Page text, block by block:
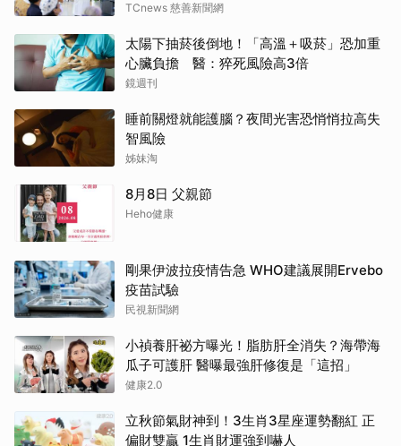
TCnews 慈善新聞網
太陽下抽菸後倒地！「高溫＋吸菸」恐加重
心臟負擔 醫：猝死風險高3倍
鏡週刊
睡前關燈就能護腦？夜間光害恐悄悄拉高失
智風險
姊妹淘
8月8日 父親節
Heho健康
剛果伊波拉疫情告急 WHO建議展開Ervebo
疫苗試驗
民視新聞網
小禎養肝祕方曝光！脂肪肝全消失？海帶海
瓜子可護肝 醫曝最強肝修復是「這招」
健康2.0
立秋節氣財神到！3生肖3星座運勢翻紅 正
偏財雙贏 1生肖財運強到嚇人